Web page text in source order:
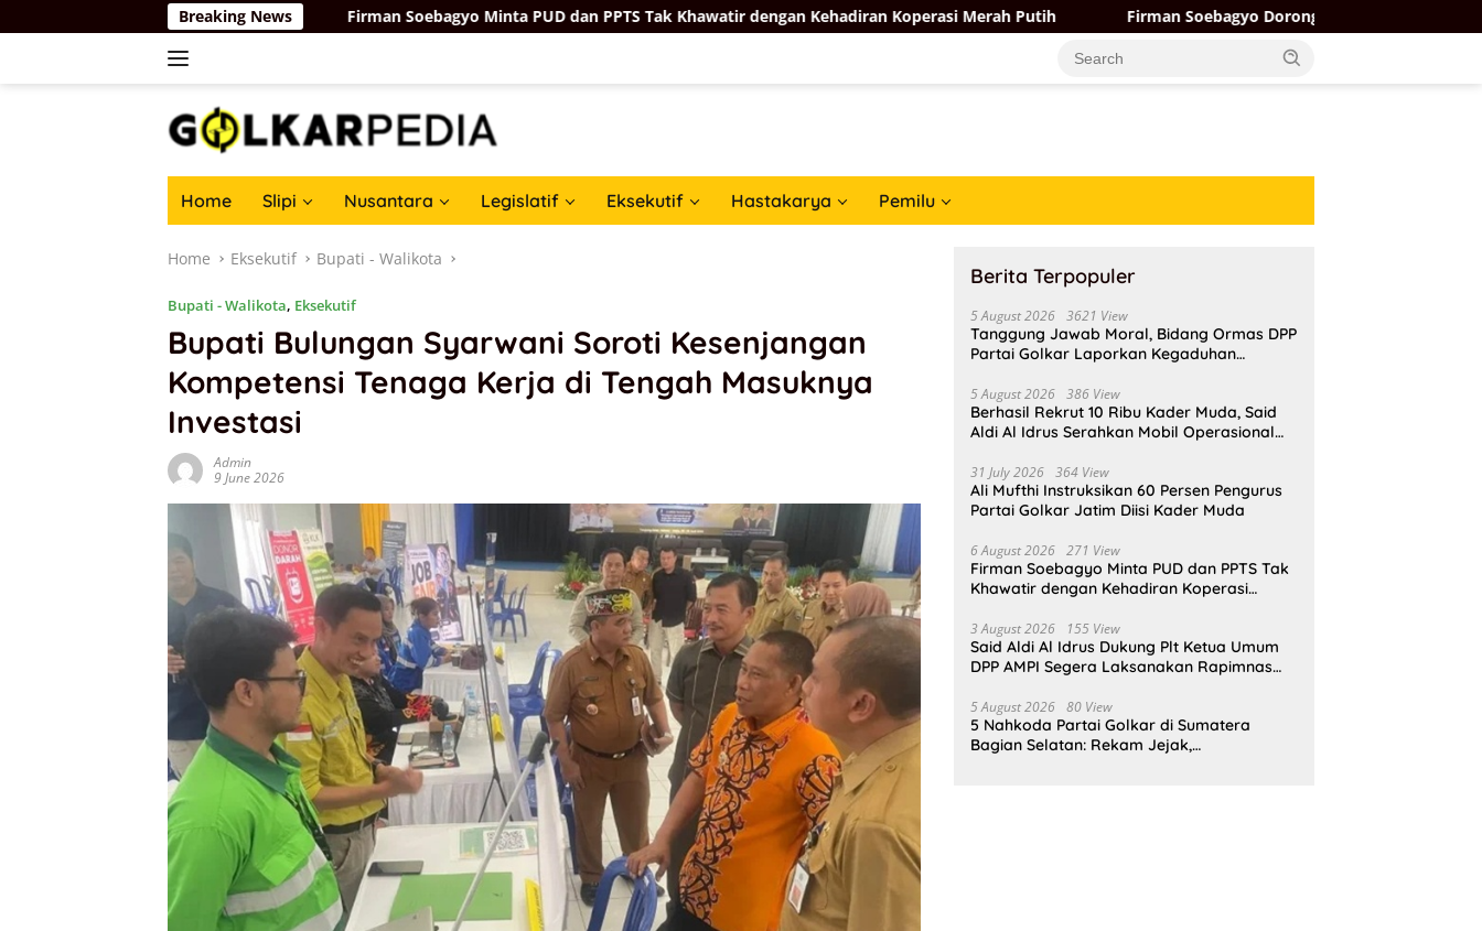
to
Breaking News
Firman Soebagyo Minta PUD dan PPTS Tak Khawatir dengan Kehadiran Koperasi Merah Putih Firman Soebagyo Dorong Komoditas Ikan Lokal Masuk Program
Home Slipi Nusantara Legislatif Eksekutif Hastakarya Pemilu
Home Eksekutif Bupati - Walikota
Bupati - Walikota, Eksekutif
Bupati Bulungan Syarwani Soroti Kesenjangan
Kompetensi Tenaga Kerja di Tengah Masuknya
Investasi
Admin
9 June 2026
Berita Terpopuler
5 August 2026 3621 View
Tanggung Jawab Moral, Bidang Ormas DPP
Partai Golkar Laporkan Kegaduhan
5 August 2026 386 View
Berhasil Rekrut 10 Ribu Kader Muda, Said
Aldi Al Idrus Serahkan Mobil Operasional
31 July 2026 364 View
Ali Mufthi Instruksikan 60 Persen Pengurus
Partai Golkar Jatim Diisi Kader Muda
6 August 2026 271 View
Firman Soebagyo Minta PUD dan PPTS Tak
Khawatir dengan Kehadiran Koperasi
3 August 2026 155 View
Said Aldi Al Idrus Dukung Plt Ketua Umum
DPP AMPI Segera Laksanakan Rapimnas
5 August 2026 80 View
5 Nahkoda Partai Golkar di Sumatera
Bagian Selatan: Rekam Jejak,